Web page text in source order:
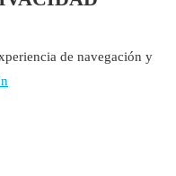
de navegación y